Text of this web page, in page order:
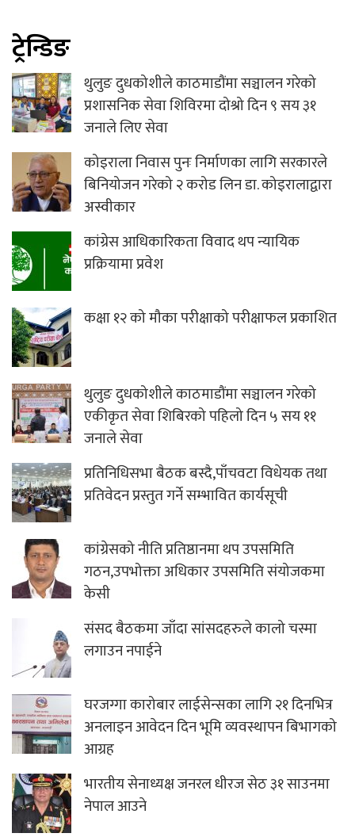
ट्रेन्डिङ
थुलुङ दुधकोशीले काठमाडौंमा सञ्चालन गरेको
प्रशासनिक सेवा शिविरमा दोश्रो दिन ९ सय ३१
जनाले लिए सेवा
कोइराला निवास पुनः निर्माणका लागि सरकारले
बिनियोजन गरेको २ करोड लिन डा. कोइरालाद्वारा
अस्वीकार
कांग्रेस आधिकारिकता विवाद थप न्यायिक
प्रक्रियामा प्रवेश
कक्षा १२ को मौका परीक्षाको परीक्षाफल प्रकाशित
थुलुङ दुधकोशीले काठमाडौंमा सञ्चालन गरेको
एकीकृत सेवा शिबिरको पहिलो दिन ५ सय ११
जनाले सेवा
प्रतिनिधिसभा बैठक बस्दै,पाँचवटा विधेयक तथा
प्रतिवेदन प्रस्तुत गर्ने सम्भावित कार्यसूची
कांग्रेसको नीति प्रतिष्ठानमा थप उपसमिति
गठन,उपभोक्ता अधिकार उपसमिति संयोजकमा
केसी
संसद बैठकमा जाँदा सांसदहरुले कालो चस्मा
लगाउन नपाईने
घरजग्गा कारोबार लाईसेन्सका लागि २१ दिनभित्र
अनलाइन आवेदन दिन भूमि व्यवस्थापन बिभागको
आग्रह
भारतीय सेनाध्यक्ष जनरल धीरज सेठ ३१ साउनमा
नेपाल आउने